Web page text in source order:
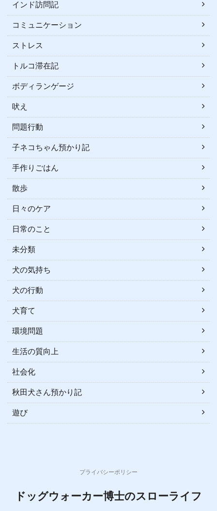
インド訪問記
コミュニケーション
ストレス
トルコ滞在記
ボディランゲージ
吠え
問題行動
子ネコちゃん預かり記
手作りごはん
散歩
日々のケア
日常のこと
未分類
犬の気持ち
犬の行動
犬育て
環境問題
生活の質向上
社会化
秋田犬さん預かり記
遊び
プライバシーポリシー
ドッグウォーカー博士のスローライフ